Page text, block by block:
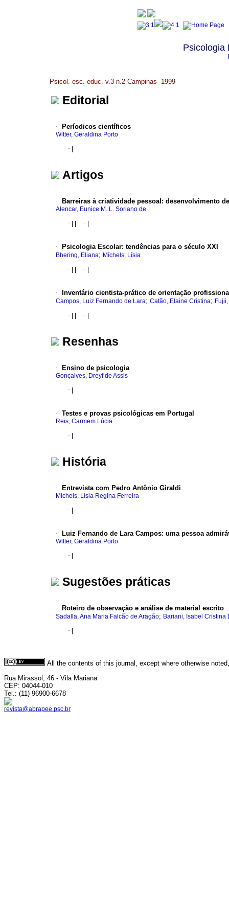
Psicologia
Psicol. esc. educ. v.3 n.2 Campinas 1999
Editorial
· Períodicos científicos
Witter, Geraldina Porto
·
Artigos
· Barreiras à criatividade pessoal : desenvolvimento
Alencar, Eunice M. L. Soriano de
·
·
· Psicologia Escolar: tendências para o século XXI
Bhering, Eliana; Míchels, Lísia
·
·
· Inventário cientista-prático de orientação
Campos, Luiz Fernando de Lara; Catão, Elaine Cristina;
·
·
Resenhas
· Ensino de psicologia
Gonçalves, Dreyf de Assis
·
· Testes e provas psicológicas em Portugal
Reis, Carmem Lúcia
·
História
· Entrevista com Pedro Antônio Giraldi
Michels, Lísia Regina Ferreira
·
· Luiz Fernando de Lara Campos: uma pessoa
Witter, Geraldina Porto
·
Sugestões práticas
· Roteiro de observação e análise de material escrito
Sadalla, Ana Maria Falcão de Aragão; Bariani, Isabel Cristina
·
All the contents of this journal, except where otherwise
Rua Mirassol, 46 - Vila Mariana
CEP: 04044-010
Tel.: (11) 96900-6678
revista@abrapee.psc.br